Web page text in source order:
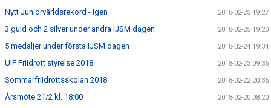
Nytt Juniorvärldsrekord - igen 2018-02-25 19:27
3 guld och 2 silver under andra IJSM dagen 2018-02-25 19:20
5 medaljer under första IJSM dagen 2018-02-24 19:34
UIF Friidrott styrelse 2018 2018-02-23 09:36
Sommarfriidrottsskolan 2018 2018-02-22 20:35
Årsmöte 21/2 kl. 18:00 2018-02-20 08:20